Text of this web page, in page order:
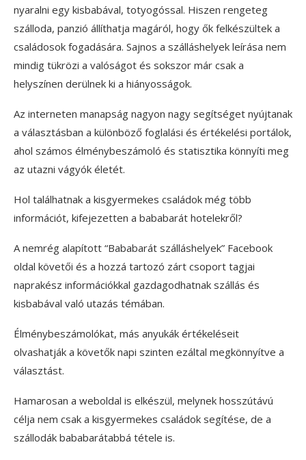
nyaralni egy kisbabával, totyogóssal. Hiszen rengeteg
szálloda, panzió állíthatja magáról, hogy ők felkészültek a
családosok fogadására. Sajnos a szálláshelyek leírása nem
mindig tükrözi a valóságot és sokszor már csak a
helyszínen derülnek ki a hiányosságok.
Az interneten manapság nagyon nagy segítséget nyújtanak
a választásban a különböző foglalási és értékelési portálok,
ahol számos élménybeszámoló és statisztika könnyíti meg
az utazni vágyók életét.
Hol találhatnak a kisgyermekes családok még több
információt, kifejezetten a bababarát hotelekről?
A nemrég alapított “Bababarát szálláshelyek” Facebook
oldal követői és a hozzá tartozó zárt csoport tagjai
naprakész információkkal gazdagodhatnak szállás és
kisbabával való utazás témában.
Élménybeszámolókat, más anyukák értékeléseit
olvashatják a követők napi szinten ezáltal megkönnyítve a
választást.
Hamarosan a weboldal is elkészül, melynek hosszútávú
célja nem csak a kisgyermekes családok segítése, de a
szállodák bababarátabbá tétele is.